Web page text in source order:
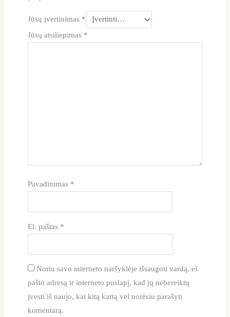
Jūsų įvertinimas *
Jūsų atsiliepimas *
Pavadinimas *
El. paštas *
Noriu savo interneto naršyklėje išsaugoti vardą, el.
pašto adresą ir interneto puslapį, kad jų nebereiktų
įvesti iš naujo, kai kitą kartą vėl norėsiu parašyti
komentarą.